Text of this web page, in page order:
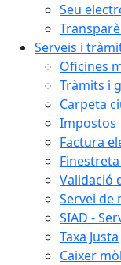
Seu
Serveis i
Oficines
Tràmits i
Carpeta
Impostos
Factura
Validació
Servei de
SIAD -
Taxa Justa
Caixer